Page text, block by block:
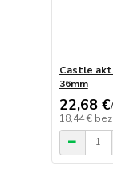
Castle
36mm
22,68 €/
18,44 €